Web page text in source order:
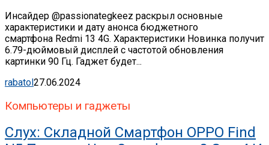
Инсайдер @passionategkeez раскрыл основные
характеристики и дату анонса бюджетного
смартфона Redmi 13 4G. Характеристики Новинка получит
6.79-дюймовый дисплей с частотой обновления
картинки 90 Гц. Гаджет будет...
rabatol27.06.2024
Компьютеры и гаджеты
Слух: Складной Смартфон OPPO Find